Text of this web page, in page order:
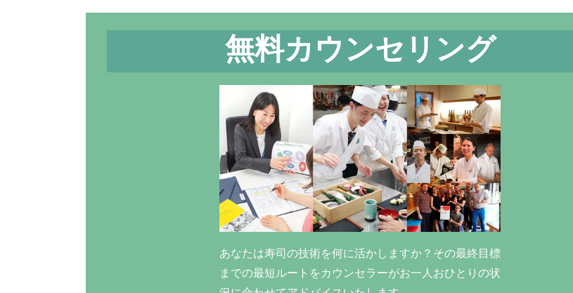
無料カウンセリング
あなたは寿司の技術を何に活かしますか？その最終目標
までの最短ルートをカウンセラーがお一人おひとりの状